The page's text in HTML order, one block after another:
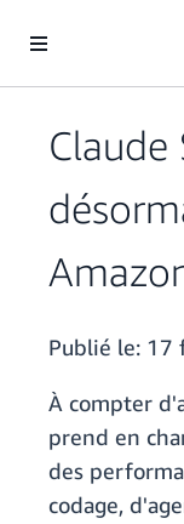
Publié le: 17
À compter
prend en
des
codage,